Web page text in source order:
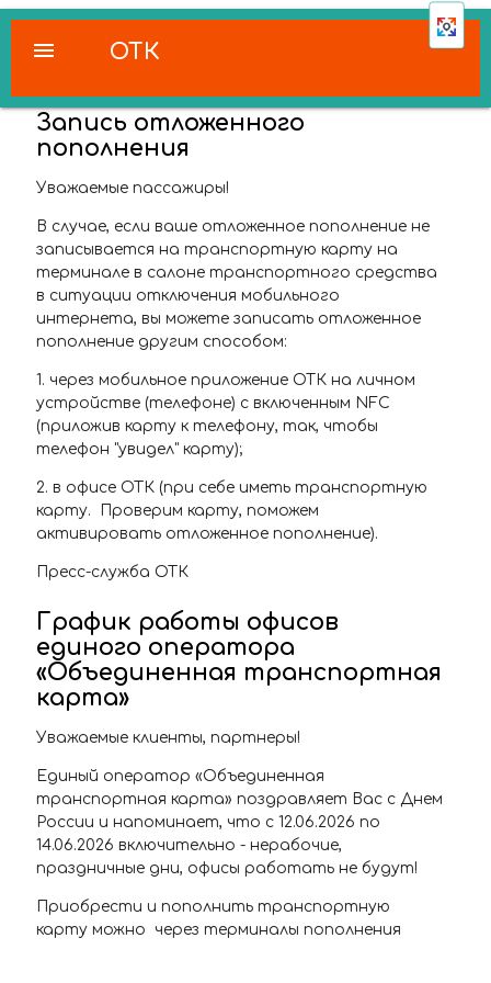
ОТК
menu
Запись отложенного
пополнения
Уважаемые пассажиры!
В случае, если ваше отложенное пополнение не
записывается на транспортную карту на
терминале в салоне транспортного средства
в ситуации отключения мобильного
интернета, вы можете записать отложенное
пополнение другим способом:
1. через мобильное приложение ОТК на личном
устройстве (телефоне) с включенным NFC
(приложив карту к телефону, так, чтобы
телефон "увидел" карту);
2. в офисе ОТК (при себе иметь транспортную
карту. Проверим карту, поможем
активировать отложенное пополнение).
Пресс-служба ОТК
График работы офисов
единого оператора
«Объединенная транспортная
карта»
Уважаемые клиенты, партнеры!
Единый оператор «Объединенная
транспортная карта» поздравляет Вас с Днем
России и напоминает, что с 12.06.2026 по
14.06.2026 включительно - нерабочие,
праздничные дни, офисы работать не будут!
Приобрести и пополнить транспортную
карту можно через терминалы пополнения